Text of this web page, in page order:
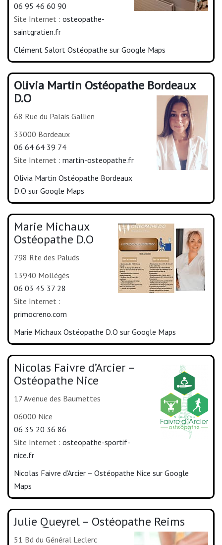
06 95 46 60 90
Site Internet : osteopathe-
saintgratien.fr
Clément Salort Ostéopathe sur Google Maps
Olivia Martin Ostéopathe Bordeaux
D.O
68 Rue du Palais Gallien
33000 Bordeaux
06 64 64 39 74
Site Internet : martin-osteopathe.fr
Olivia Martin Ostéopathe Bordeaux
D.O sur Google Maps
Marie Michaux
Ostéopathe D.O
798 Rte des Paluds
13940 Mollégès
06 03 45 37 28
Site Internet :
primocreno.com
Marie Michaux Ostéopathe D.O sur Google Maps
Nicolas Faivre d’Arcier –
Ostéopathe Nice
17 Avenue des Baumettes
06000 Nice
06 35 20 36 86
Site Internet : osteopathe-sportif-
nice.fr
Nicolas Faivre d’Arcier – Ostéopathe Nice sur Google
Maps
Julie Queyrel – Ostéopathe Reims
51 Bd du Général Leclerc